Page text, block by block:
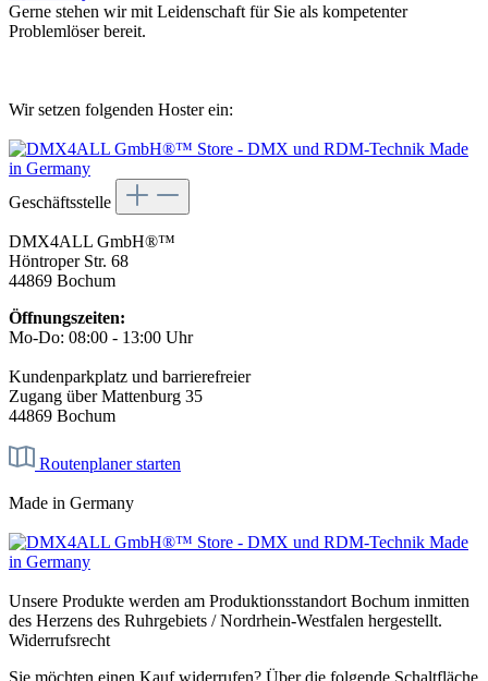
Gerne stehen wir mit Leidenschaft für Sie als kompetenter
Problemlöser bereit.
Wir setzen folgenden Hoster ein:
Geschäftsstelle
DMX4ALL GmbH®™
Höntroper Str. 68
44869 Bochum
Öffnungszeiten:
Mo-Do: 08:00 - 13:00 Uhr
Kundenparkplatz und barrierefreier
Zugang über Mattenburg 35
44869 Bochum
Routenplaner starten
Made in Germany
Unsere Produkte werden am Produktionsstandort Bochum inmitten
des Herzens des Ruhrgebiets / Nordrhein-Westfalen hergestellt.
Widerrufsrecht
Sie möchten einen Kauf widerrufen? Über die folgende Schaltfläche